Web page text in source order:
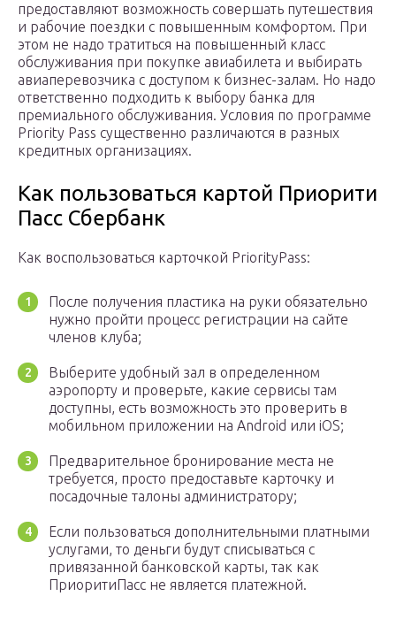
предоставляют возможность совершать путешествия
и рабочие поездки с повышенным комфортом. При
этом не надо тратиться на повышенный класс
обслуживания при покупке авиабилета и выбирать
авиаперевозчика с доступом к бизнес-залам. Но надо
ответственно подходить к выбору банка для
премиального обслуживания. Условия по программе
Priority Pass существенно различаются в разных
кредитных организациях.
Как пользоваться картой Приорити
Пасс Сбербанк
Как воспользоваться карточкой PriorityPass:
После получения пластика на руки обязательно
нужно пройти процесс регистрации на сайте
членов клуба;
Выберите удобный зал в определенном
аэропорту и проверьте, какие сервисы там
доступны, есть возможность это проверить в
мобильном приложении на Android или iOS;
Предварительное бронирование места не
требуется, просто предоставьте карточку и
посадочные талоны администратору;
Если пользоваться дополнительными платными
услугами, то деньги будут списываться с
привязанной банковской карты, так как
ПриоритиПасс не является платежной.